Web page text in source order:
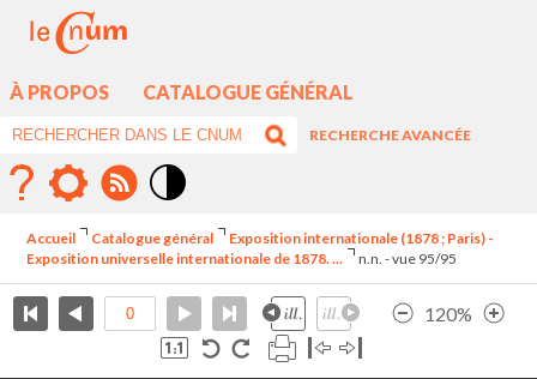
À PROPOS CATALOGUE GÉNÉRAL
RECHERCHE AVANCÉE
élévé
Accueil Catalogue général
Exposition internationale (1878 ; Paris) -
Exposition universelle internationale de 1878. ...
n.n. - vue 95/95
120%